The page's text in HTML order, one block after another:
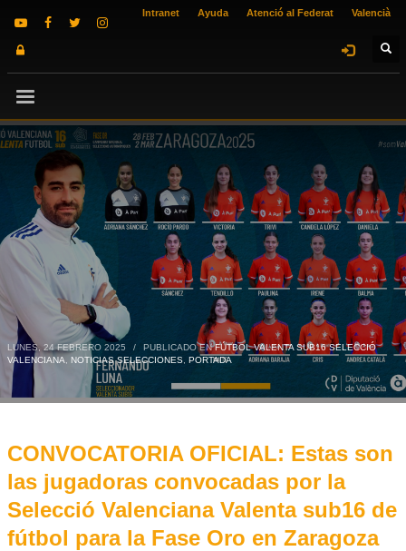
Intranet Ayuda Atenció al Federat Valencià
LUNES, 24 FEBRERO 2025 / PUBLICADO ENFÚTBOL VALENTA SUB16 SELECCIÓ
VALENCIANA
NOTICIAS SELECCIONES, PORTADA
CONVOCATORIA OFICIAL: Estas son
las jugadoras convocadas por la
Selecció Valenciana Valenta sub16 de
fútbol para la Fase Oro en Zaragoza